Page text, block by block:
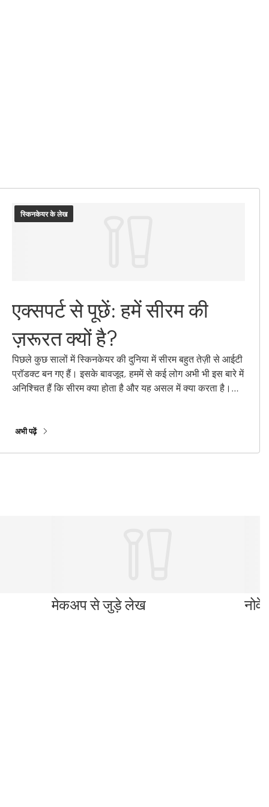
स्किनकेयर के लेख
एक्सपर्ट से पूछें: हमें सीरम की
ज़रूरत क्यों है?
पिछले कुछ सालों में स्किनकेयर की दुनिया में सीरम बहुत तेज़ी से आईटी
प्रॉडक्ट बन गए हैं। इसके बावजूद, हममें से कई लोग अभी भी इस बारे में
अनिश्चित हैं कि सीरम क्या होता है और यह असल में क्या करता है।
के जवाब ढूंढे!
अभी पढ़ें
मेकअप से जुड़े लेख